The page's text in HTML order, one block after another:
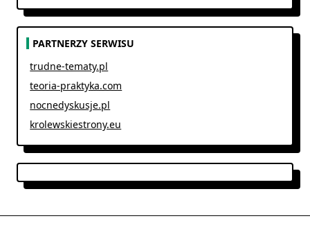
PARTNERZY SERWISU
trudne-tematy.pl
teoria-praktyka.com
nocnedyskusje.pl
krolewskiestrony.eu